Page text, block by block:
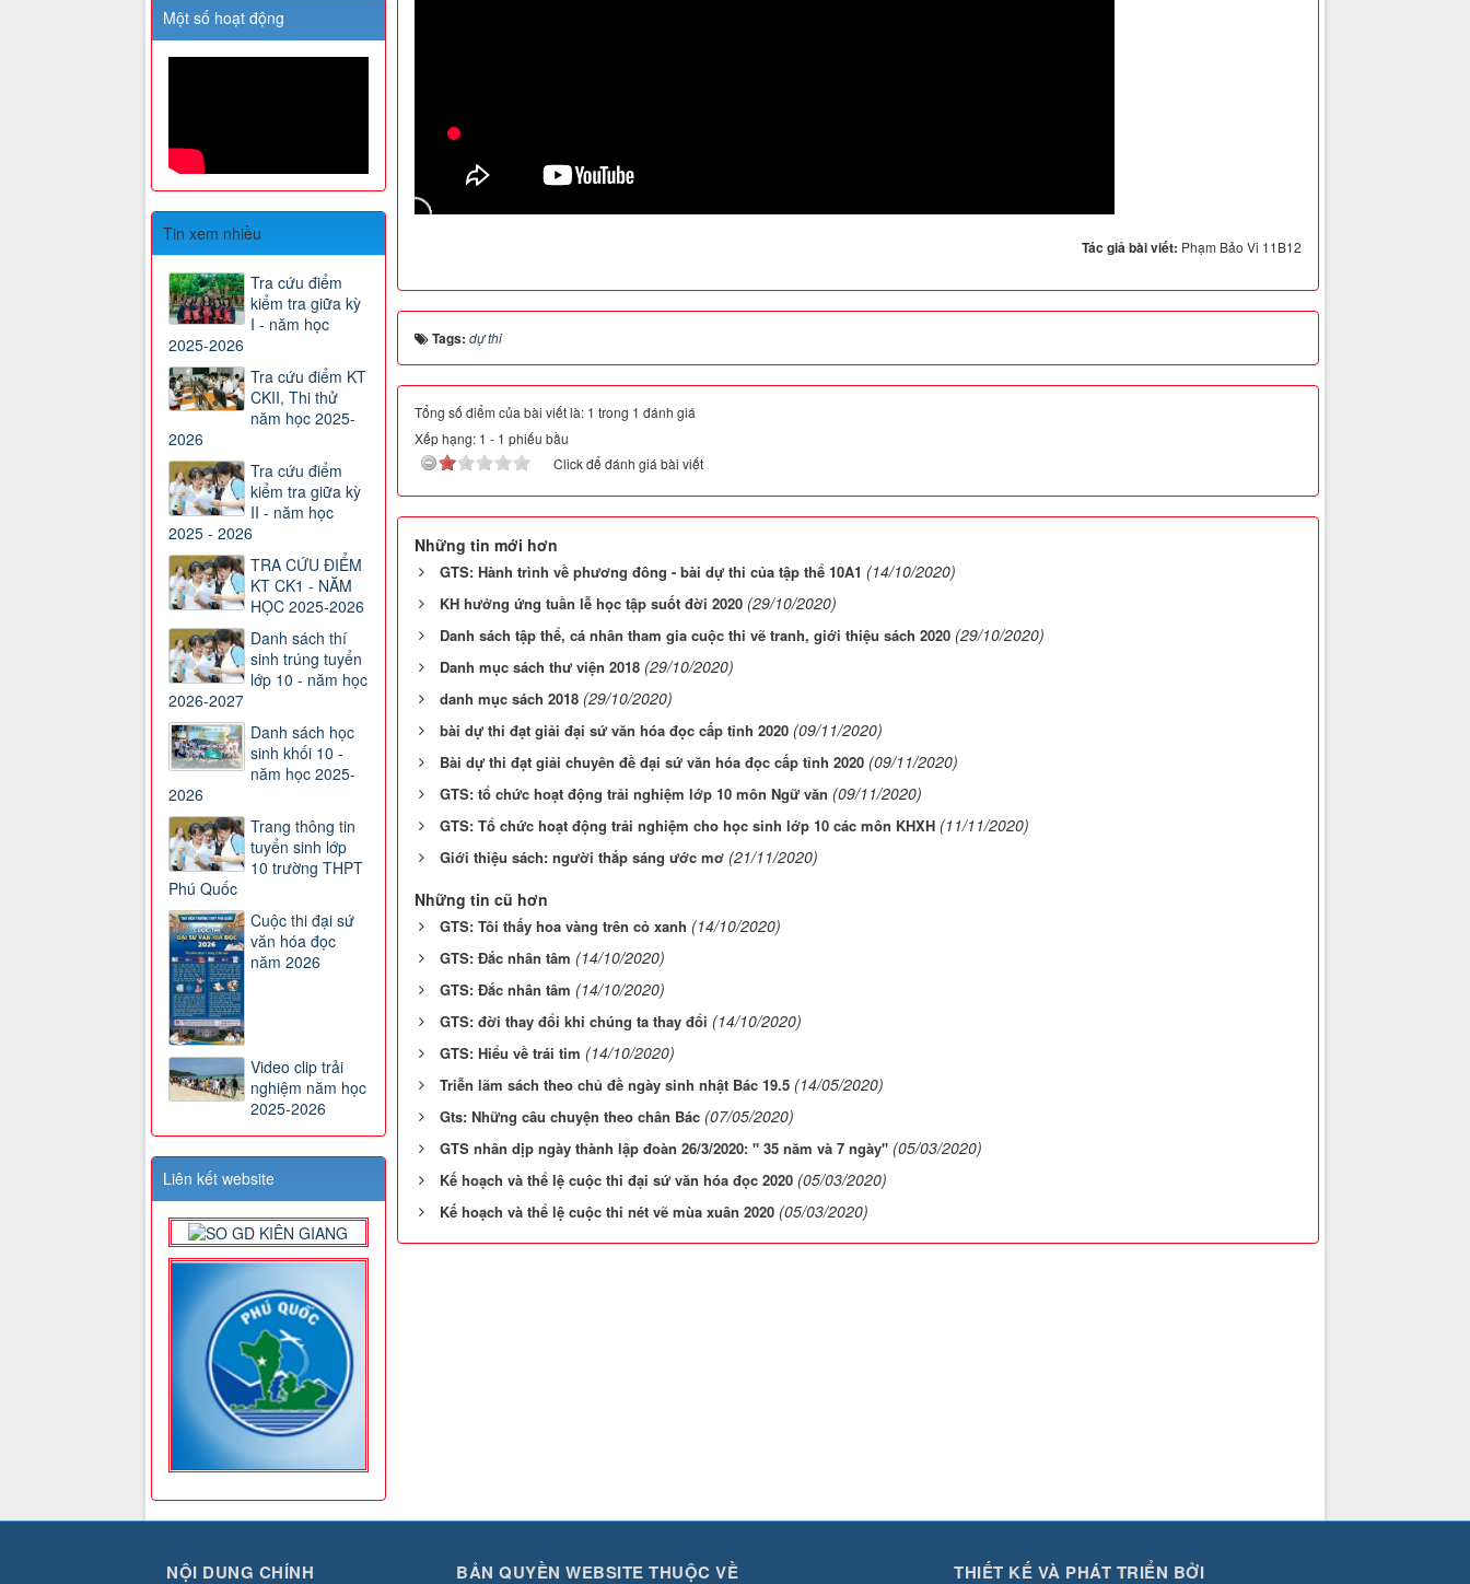
Tác giả bài viết: Phạm Bảo Vi 11B12
Tags: dự thi
Tổng số điểm của bài viết là: 1 trong 1 đánh giá
Xếp hạng: 1 - 1 phiếu bầu
Click để đánh giá bài viết
Những tin mới hơn
GTS: Hành trình về phương đông - bài dự thi của tập thể 10A1 (14/10/2020)
KH hưởng ứng tuần lễ học tập suốt đời 2020 (29/10/2020)
Danh sách tập thể, cá nhân tham gia cuộc thi vẽ tranh, giới thiệu sách 2020 (29/10/2020)
Danh mục sách thư viện 2018 (29/10/2020)
danh mục sách 2018 (29/10/2020)
bài dự thi đạt giải đại sứ văn hóa đọc cấp tỉnh 2020 (09/11/2020)
Bài dự thi đạt giải chuyên đề đại sứ văn hóa đọc cấp tỉnh 2020 (09/11/2020)
GTS: tổ chức hoạt động trải nghiệm lớp 10 môn Ngữ văn (09/11/2020)
GTS: Tổ chức hoạt động trải nghiệm cho học sinh lớp 10 các môn KHXH (11/11/2020)
Giới thiệu sách: người thắp sáng ước mơ (21/11/2020)
Những tin cũ hơn
GTS: Tôi thấy hoa vàng trên cỏ xanh (14/10/2020)
GTS: Đắc nhân tâm (14/10/2020)
GTS: Đắc nhân tâm (14/10/2020)
GTS: đời thay đổi khi chúng ta thay đổi (14/10/2020)
GTS: Hiểu về trái tim (14/10/2020)
Triễn lãm sách theo chủ đề ngày sinh nhật Bác 19.5 (14/05/2020)
Gts: Những câu chuyện theo chân Bác (07/05/2020)
GTS nhân dịp ngày thành lập đoàn 26/3/2020: " 35 năm và 7 ngày" (05/03/2020)
Kế hoạch và thể lệ cuộc thi đại sứ văn hóa đọc 2020 (05/03/2020)
Kế hoạch và thể lệ cuộc thi nét vẽ mùa xuân 2020 (05/03/2020)
Một số hoạt động
Tin xem nhiều
Tra cứu điểm
kiểm tra giữa kỳ
I - năm học
2025-2026
Tra cứu điểm KT
CKII, Thi thử
năm học 2025-
2026
Tra cứu điểm
kiểm tra giữa kỳ
II - năm học
2025 - 2026
TRA CỨU ĐIỂM
KT CK1 - NĂM
HỌC 2025-2026
Danh sách thí
sinh trúng tuyển
lớp 10 - năm học
2026-2027
Danh sách học
sinh khối 10 -
năm học 2025-
2026
Trang thông tin
tuyển sinh lớp
10 trường THPT
Phú Quốc
Cuộc thi đại sứ
văn hóa đọc
năm 2026
Video clip trải
nghiệm năm học
2025-2026
Liên kết website
NỘI DUNG CHÍNH BẢN QUYỀN WEBSITE THUỘC VỀ THIẾT KẾ VÀ PHÁT TRIỂN BỞI